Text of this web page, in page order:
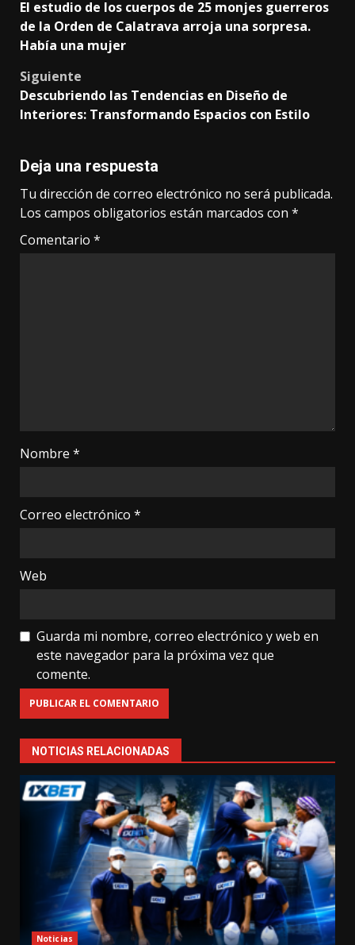
navigation
El estudio de los cuerpos de 25 monjes guerreros
de la Orden de Calatrava arroja una sorpresa.
Había una mujer
Siguiente
Descubriendo las Tendencias en Diseño de
Interiores: Transformando Espacios con Estilo
Deja una respuesta
Tu dirección de correo electrónico no será publicada.
Los campos obligatorios están marcados con *
Comentario *
Nombre *
Correo electrónico *
Web
Guarda mi nombre, correo electrónico y web en
este navegador para la próxima vez que
comente.
NOTICIAS RELACIONADAS
Noticias